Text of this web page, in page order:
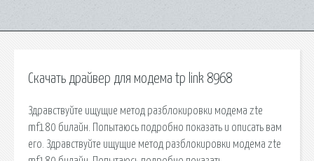
Скачать драйвер для модема tp link 8968
Здравствуйте ищущие метод разблокировки модема zte
mf180 билайн. Попытаюсь подробно показать и описать вам
его. Здравствуйте ищущие метод разблокировки модема zte